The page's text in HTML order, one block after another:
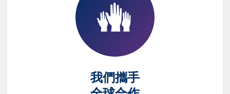
我們攜手